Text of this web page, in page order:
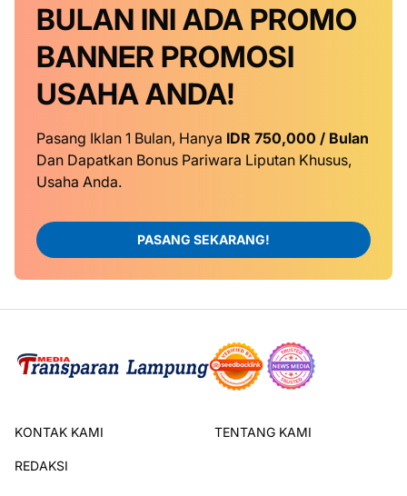
BULAN INI ADA PROMO
BANNER PROMOSI
USAHA ANDA!
Pasang Iklan 1 Bulan, Hanya IDR 750,000 / Bulan
Dan Dapatkan Bonus Pariwara Liputan Khusus,
Usaha Anda.
PASANG SEKARANG!
KONTAK KAMI TENTANG KAMI
REDAKSI